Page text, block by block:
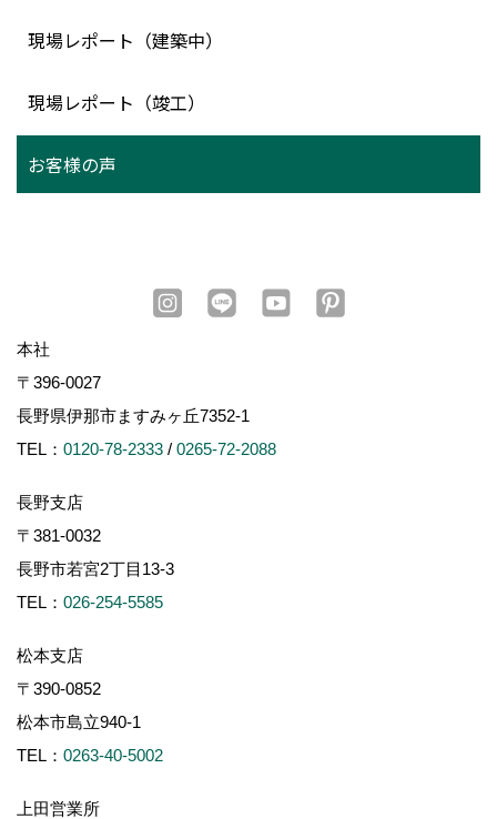
現場レポート（建築中）
現場レポート（竣工）
お客様の声
本社
〒396-0027
長野県伊那市ますみヶ丘7352-1
TEL： 0120-78-2333 / 0265-72-2088
長野支店
〒381-0032
長野市若宮2丁目13-3
TEL： 026-254-5585
松本支店
〒390-0852
松本市島立940-1
TEL： 0263-40-5002
上田営業所